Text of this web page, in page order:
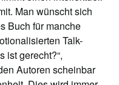
Man wünscht sich
Buch für manche
Talk-
ist gerecht?“,
Autoren scheinbar